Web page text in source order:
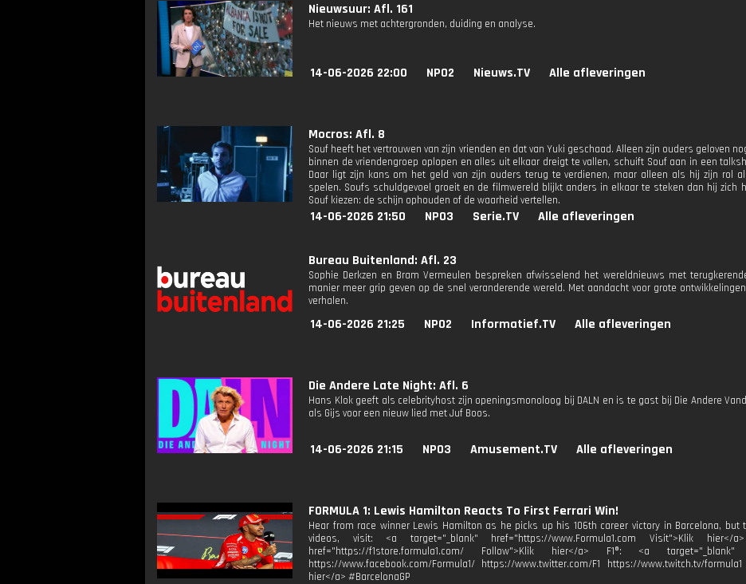
Nieuwsuur: Afl. 161
Het nieuws met achtergronden, duiding en analyse.
14-06-2026 22:00 NPO2 Nieuws.TV Alle afleveringen
Mocros: Afl. 8
Souf heeft het vertrouwen van zijn vrienden en dat van Yuki geschaad. Alleen zijn ouders geloven
binnen de vriendengroep oplopen en alles uit elkaar dreigt te vallen, schuift Souf aan in een
Daar ligt zijn kans om het geld van zijn ouders terug te verdienen, maar alleen als hij zijn rol
spelen. Soufs schuldgevoel groeit en de filmwereld blijkt anders in elkaar te steken dan hij zich
Souf kiezen: de schijn ophouden of de waarheid vertellen.
14-06-2026 21:50 NPO3 Serie.TV Alle afleveringen
Bureau Buitenland: Afl. 23
Sophie Derkzen en Bram Vermeulen bespreken afwisselend het wereldnieuws met
manier meer grip geven op de snel veranderende wereld. Met aandacht voor grote
verhalen.
14-06-2026 21:25 NPO2 Informatief.TV Alle afleveringen
Die Andere Late Night: Afl. 6
Hans Klok geeft als celebrityhost zijn openingsmonoloog bij DALN en is te gast bij Die Andere
als Gijs voor een nieuw lied met Juf Boos.
14-06-2026 21:15 NPO3 Amusement.TV Alle afleveringen
FORMULA 1: Lewis Hamilton Reacts To First Ferrari Win!
Hear from race winner Lewis Hamilton as he picks up his 106th career victory in Barcelona, but
videos, visit: <a target="_blank" href="https://www.Formula1.com Visit">Klik
href="https://f1store.formula1.com/ Follow">Klik hier</a> F1®: <a target="_blank"
https://www.facebook.com/Formula1/ https://www.twitter.com/F1 https://www.twitch.tv/
hier</a> #BarcelonaGP